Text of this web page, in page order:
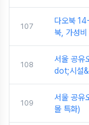
107
다오북
북, 가성
108
서울 공유
dot;시설
109
서울 공유
몰 특화)